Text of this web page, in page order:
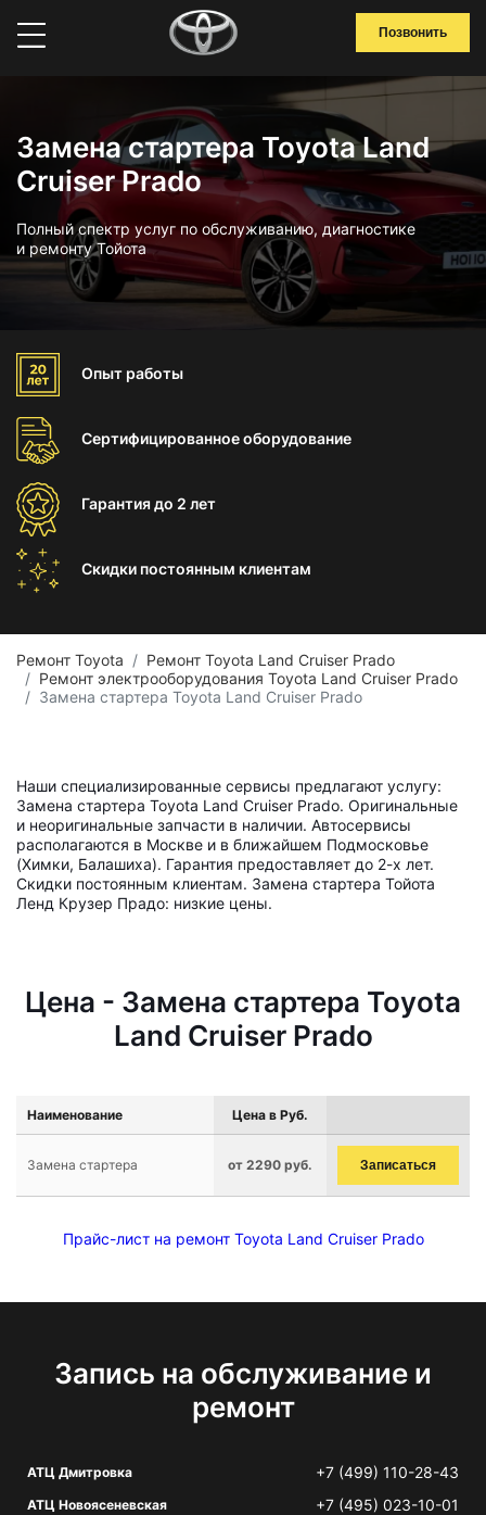
Позвонить
Замена стартера Toyota Land
Cruiser Prado
Полный спектр услуг по обслуживанию, диагностике
и ремонту Тойота
Опыт работы
Сертифицированноеоборудование
Гарантиядо 2 лет
Скидки постоянным клиентам
Ремонт Toyota
Ремонт Toyota Land Cruiser Prado
Ремонт электрооборудования Toyota Land Cruiser Prado
Замена стартера Toyota Land Cruiser Prado
Наши специализированные сервисы предлагают услугу:
Замена стартера Toyota Land Cruiser Prado. Оригинальные
и неоригинальные запчасти в наличии. Автосервисы
располагаются в Москве и в ближайшем Подмосковье
(Химки, Балашиха). Гарантия предоставляет до 2-х лет.
Скидки постоянным клиентам. Замена стартера Тойота
Ленд Крузер Прадо: низкие цены.
Цена - Замена стартера Toyota
Land Cruiser Prado
Наименование Цена в Руб.
Замена стартера от 2290 руб. Записаться
Прайс-лист на ремонт Toyota Land Cruiser Prado
Запись на обслуживание и
ремонт
АТЦ Дмитровка +7 (499) 110-28-43
АТЦ Новоясеневская +7 (495) 023-10-01